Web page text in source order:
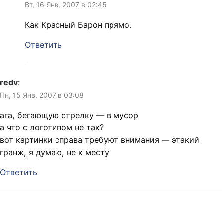
Вт, 16 Янв, 2007 в 02:45
Как Красный Барон прямо.
Ответить
redv:
Пн, 15 Янв, 2007 в 03:08
ага, бегающую стрелку — в мусор
а что с логотипом не так?
вот картинки справа требуют внимания — этакий
гранж, я думаю, не к месту
Ответить